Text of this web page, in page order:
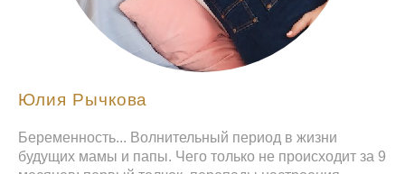
Юлия Рычкова
Беременность... Волнительный период в жизни
будущих мамы и папы. Чего только не происходит за 9